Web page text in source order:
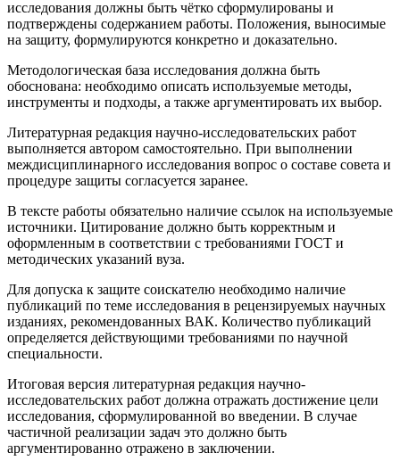
исследования должны быть чётко сформулированы и
подтверждены содержанием работы. Положения, выносимые
на защиту, формулируются конкретно и доказательно.
Методологическая база исследования должна быть
обоснована: необходимо описать используемые методы,
инструменты и подходы, а также аргументировать их выбор.
Литературная редакция научно-исследовательских работ
выполняется автором самостоятельно. При выполнении
междисциплинарного исследования вопрос о составе совета и
процедуре защиты согласуется заранее.
В тексте работы обязательно наличие ссылок на используемые
источники. Цитирование должно быть корректным и
оформленным в соответствии с требованиями ГОСТ и
методических указаний вуза.
Для допуска к защите соискателю необходимо наличие
публикаций по теме исследования в рецензируемых научных
изданиях, рекомендованных ВАК. Количество публикаций
определяется действующими требованиями по научной
специальности.
Итоговая версия литературная редакция научно-
исследовательских работ должна отражать достижение цели
исследования, сформулированной во введении. В случае
частичной реализации задач это должно быть
аргументированно отражено в заключении.